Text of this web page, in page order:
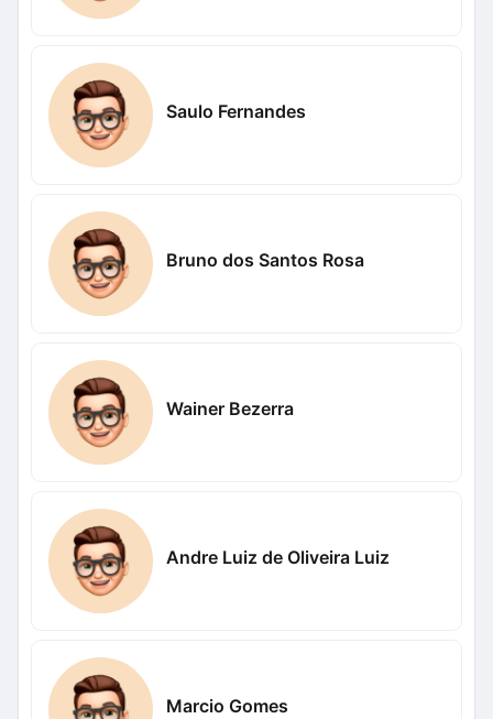
Saulo Fernandes
Bruno dos Santos Rosa
Wainer Bezerra
Andre Luiz de Oliveira Luiz
Marcio Gomes